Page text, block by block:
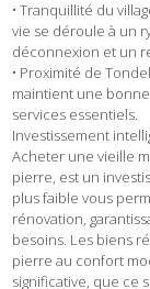
• Tranquillité du
vie se déroule à un
déconnexion et un
• Proximité de
maintient une
services essentiels.
Investissement
Acheter une vieille
pierre, est un
plus faible vous
rénovation,
besoins. Les biens
pierre au confort
significative, que ce